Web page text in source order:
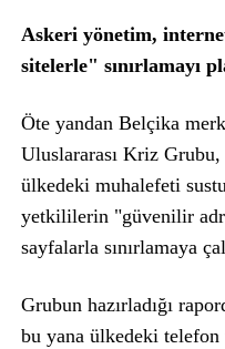
Askeri yönetim,
sitelerle" sınırlamayı
Öte yandan Belçika
Uluslararası Kriz
ülkedeki muhalefeti
yetkililerin "güvenilir
sayfalarla sınırlamaya
Grubun hazırladığı
bu yana ülkedeki telefon